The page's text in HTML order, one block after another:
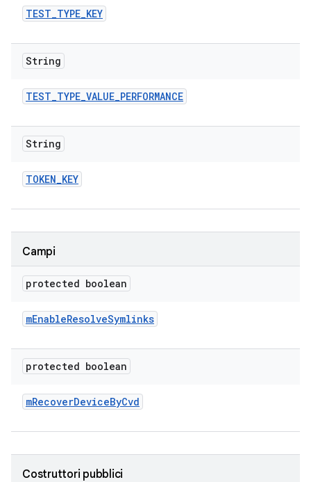
TEST_TYPE_KEY
String
TEST_TYPE_VALUE_PERFORMANCE
String
TOKEN_KEY
Campi
protected boolean
mEnableResolveSymlinks
protected boolean
mRecoverDeviceByCvd
Costruttori pubblici